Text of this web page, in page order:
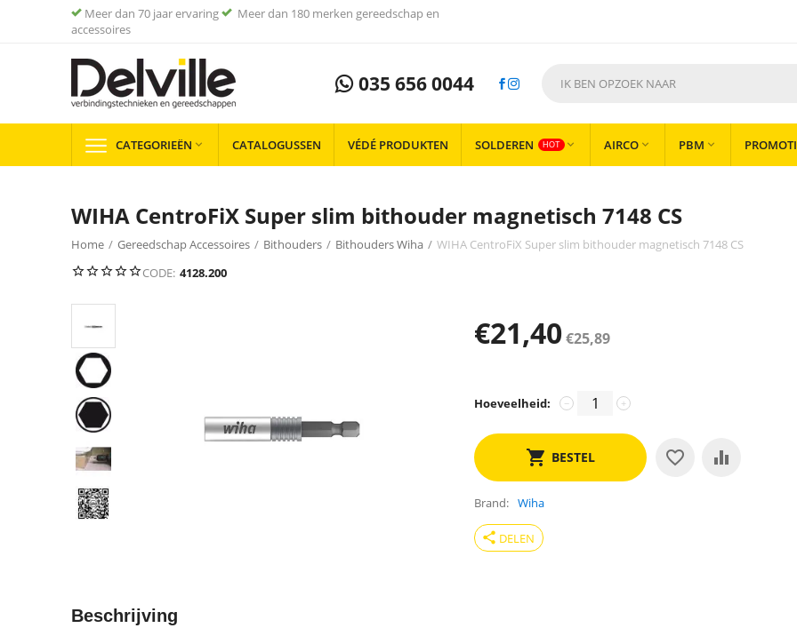
Meer dan 70 jaar ervaring
Meer dan 180 merken gereedschap en
accessoires
035 656 0044
CATEGORIEËN  CATALOGUSSEN VÉDÉ PRODUKTEN SOLDEREN HOT  AIRCO  PBM 
WIHA CentroFiX Super slim bithouder magnetisch 7148 CS
Home / Gereedschap Accessoires / Bithouders / Bithouders Wiha / WIHA CentroFiX Super slim bithouder magnetisch 7148 CS
CODE: 4128.200
€21,40€25,89
Hoeveelheid: +
−
BESTEL
Brand Wiha
share DELEN
Beschrijving